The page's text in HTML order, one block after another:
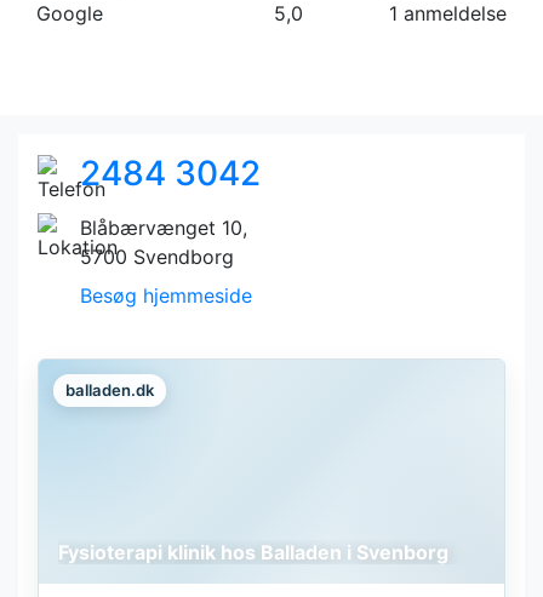
Google
5,0 1 anmeldelse
2484 3042
Blåbærvænget 10,
5700 Svendborg
Besøg hjemmeside
balladen.dk
Fysioterapi klinik hos Balladen i Svenborg